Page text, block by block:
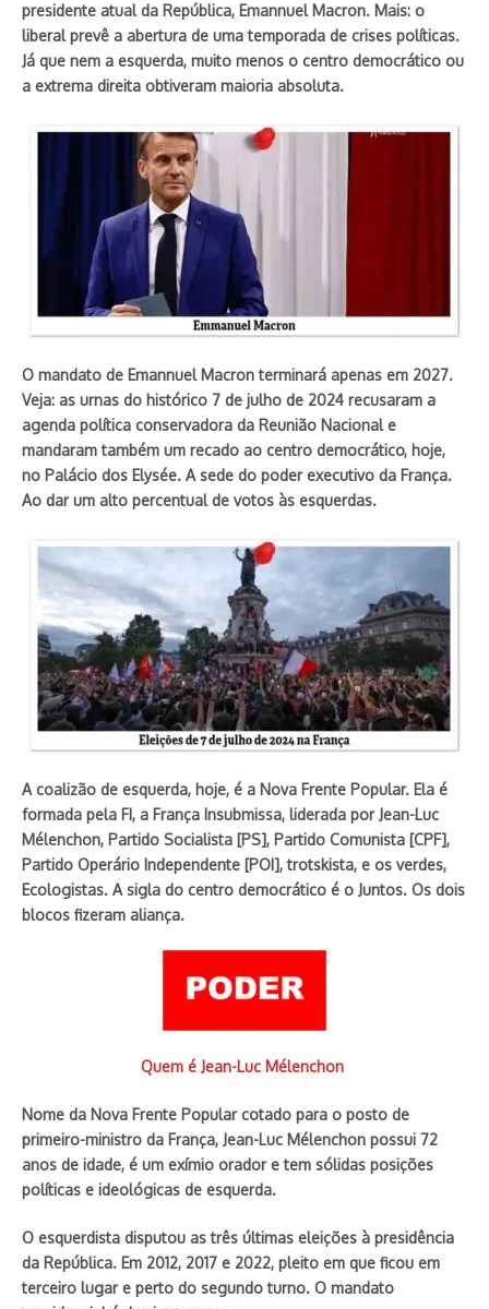
presidente atual da República, Emannuel Macron. Mais: o
liberal prevê a abertura de uma temporada de crises políticas.
Já que nem a esquerda, muito menos o centro democrático ou
a extrema direita obtiveram maioria absoluta.
O mandato de Emannuel Macron terminará apenas em 2027.
Veja: as urnas do histórico 7 de julho de 2024 recusaram a
agenda política conservadora da Reunião Nacional e
mandaram também um recado ao centro democrático, hoje,
no Palácio dos Elysée. A sede do poder executivo da França.
Ao dar um alto percentual de votos às esquerdas.
A coalizão de esquerda, hoje, é a Nova Frente Popular. Ela é
formada pela FI, a França Insubmissa, liderada por Jean-Luc
Mélenchon, Partido Socialista [PS], Partido Comunista [CPF],
Partido Operário Independente [POI], trotskista, e os verdes,
Ecologistas. A sigla do centro democrático é o Juntos. Os dois
blocos fizeram aliança.
Quem é Jean-Luc Mélenchon
Nome da Nova Frente Popular cotado para o posto de
primeiro-ministro da França, Jean-Luc Mélenchon possui 72
anos de idade, é um exímio orador e tem sólidas posições
políticas e ideológicas de esquerda.
O esquerdista disputou as três últimas eleições à presidência
da República. Em 2012, 2017 e 2022, pleito em que ficou em
terceiro lugar e perto do segundo turno. O mandato